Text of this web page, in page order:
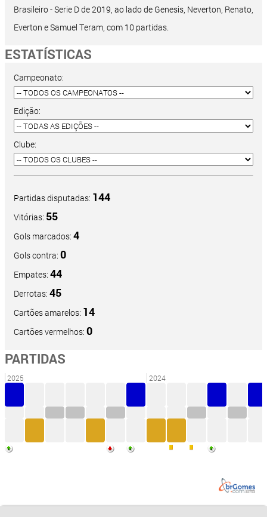
Brasileiro - Serie D de 2019, ao lado de Genesis, Neverton, Renato,
Everton e Samuel Teram, com 10 partidas.
ESTATÍSTICAS
Campeonato:
Edição:
Clube:
Partidas disputadas: 144
Vitórias: 55
Gols marcados: 4
Gols contra: 0
Empates: 44
Derrotas: 45
Cartões amarelos: 14
Cartões vermelhos: 0
PARTIDAS
2025 2024